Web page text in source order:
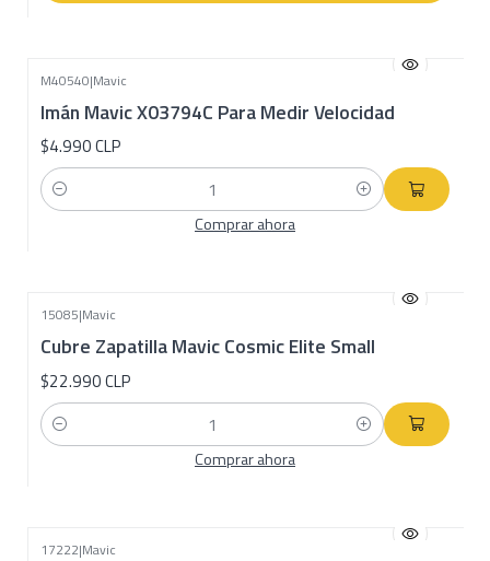
M40540|Mavic
Imán Mavic X03794C Para Medir Velocidad
$4.990 CLP
Cantidad
Comprar ahora
15085|Mavic
Cubre Zapatilla Mavic Cosmic Elite Small
$22.990 CLP
Cantidad
Comprar ahora
17222|Mavic